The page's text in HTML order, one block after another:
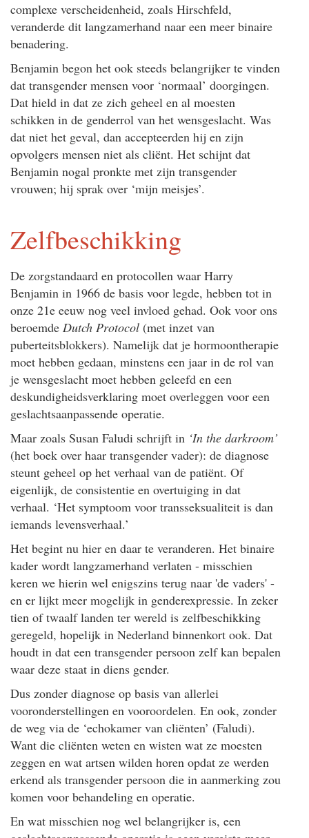
complexe verscheidenheid, zoals Hirschfeld,
veranderde dit langzamerhand naar een meer binaire
benadering.
Benjamin begon het ook steeds belangrijker te vinden
dat transgender mensen voor ‘normaal’ doorgingen.
Dat hield in dat ze zich geheel en al moesten
schikken in de genderrol van het wensgeslacht. Was
dat niet het geval, dan accepteerden hij en zijn
opvolgers mensen niet als cliënt. Het schijnt dat
Benjamin nogal pronkte met zijn transgender
vrouwen; hij sprak over ‘mijn meisjes’.
Zelfbeschikking
De zorgstandaard en protocollen waar Harry
Benjamin in 1966 de basis voor legde, hebben tot in
onze 21e eeuw nog veel invloed gehad. Ook voor ons
beroemde Dutch Protocol (met inzet van
puberteitsblokkers). Namelijk dat je hormoontherapie
moet hebben gedaan, minstens een jaar in de rol van
je wensgeslacht moet hebben geleefd en een
deskundigheidsverklaring moet overleggen voor een
geslachtsaanpassende operatie.
Maar zoals Susan Faludi schrijft in ‘In the darkroom’
(het boek over haar transgender vader): de diagnose
steunt geheel op het verhaal van de patiënt. Of
eigenlijk, de consistentie en overtuiging in dat
verhaal. ‘Het symptoom voor transseksualiteit is dan
iemands levensverhaal.’
Het begint nu hier en daar te veranderen. Het binaire
kader wordt langzamerhand verlaten - misschien
keren we hierin wel enigszins terug naar 'de vaders' -
en er lijkt meer mogelijk in genderexpressie. In zeker
tien of twaalf landen ter wereld is zelfbeschikking
geregeld, hopelijk in Nederland binnenkort ook. Dat
houdt in dat een transgender persoon zelf kan bepalen
waar deze staat in diens gender.
Dus zonder diagnose op basis van allerlei
vooronderstellingen en vooroordelen. En ook, zonder
de weg via de ‘echokamer van cliënten’ (Faludi).
Want die cliënten weten en wisten wat ze moesten
zeggen en wat artsen wilden horen opdat ze werden
erkend als transgender persoon die in aanmerking zou
komen voor behandeling en operatie.
En wat misschien nog wel belangrijker is, een